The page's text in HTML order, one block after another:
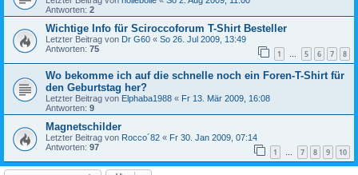
Antworten: 2
Wichtige Info für Sciroccoforum T-Shirt Besteller
Letzter Beitrag von Dr G60 « So 26. Jul 2009, 13:49
Antworten: 75 1 … 5 6 7 8
Wo bekomme ich auf die schnelle noch ein Foren-T-Shirt für
den Geburtstag her?
Letzter Beitrag von Elphaba1988 « Fr 13. Mär 2009, 16:08
Antworten: 9
Magnetschilder
Letzter Beitrag von Rocco´82 « Fr 30. Jan 2009, 07:14
Antworten: 97 1 … 7 8 9 10